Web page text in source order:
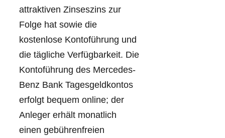
attraktiven Zinseszins zur
Folge hat sowie die
kostenlose Kontoführung und
die tägliche Verfügbarkeit. Die
Kontoführung des Mercedes-
Benz Bank Tagesgeldkontos
erfolgt bequem online; der
Anleger erhält monatlich
einen gebührenfreien